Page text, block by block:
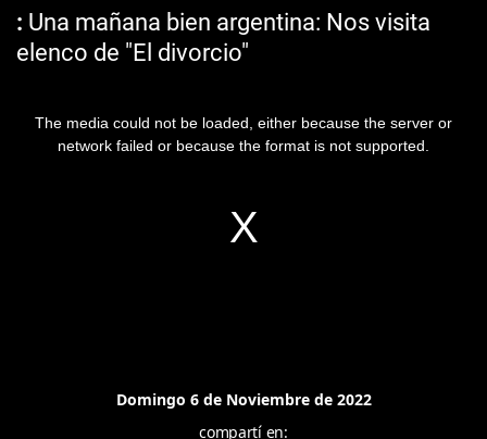
Una mañana bien argentina: Nos visita
elenco de "El divorcio"
The media could not be loaded, either because the server or
network failed or because the format is not supported.
Domingo 6 de Noviembre de 2022
compartí en: